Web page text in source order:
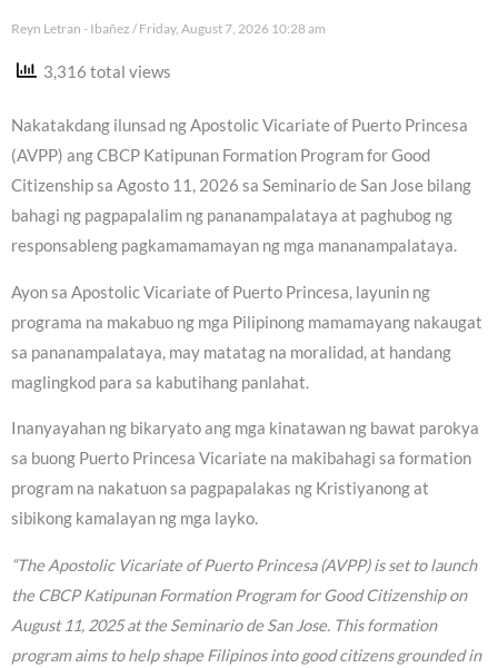
Reyn Letran - Ibañez Friday, August 7, 2026 10:28 am
3,316 total views
Nakatakdang ilunsad ng Apostolic Vicariate of Puerto Princesa
(AVPP) ang CBCP Katipunan Formation Program for Good
Citizenship sa Agosto 11, 2026 sa Seminario de San Jose bilang
bahagi ng pagpapalalim ng pananampalataya at paghubog ng
responsableng pagkamamamayan ng mga mananampalataya.
Ayon sa Apostolic Vicariate of Puerto Princesa, layunin ng
programa na makabuo ng mga Pilipinong mamamayang nakaugat
sa pananampalataya, may matatag na moralidad, at handang
maglingkod para sa kabutihang panlahat.
Inanyayahan ng bikaryato ang mga kinatawan ng bawat parokya
sa buong Puerto Princesa Vicariate na makibahagi sa formation
program na nakatuon sa pagpapalakas ng Kristiyanong at
sibikong kamalayan ng mga layko.
“The Apostolic Vicariate of Puerto Princesa (AVPP) is set to launch
the CBCP Katipunan Formation Program for Good Citizenship on
August 11, 2025 at the Seminario de San Jose. This formation
program aims to help shape Filipinos into good citizens grounded in